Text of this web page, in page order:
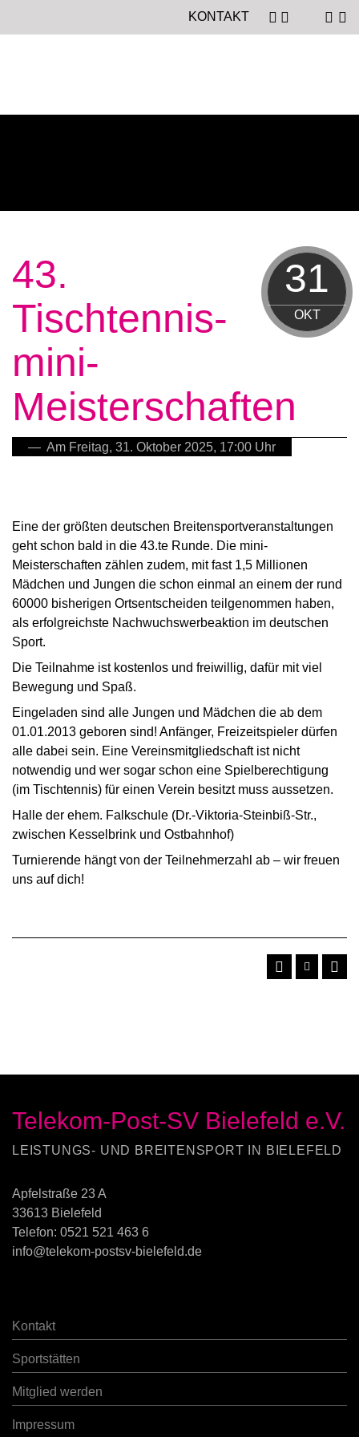
KONTAKT
31
OKT
43.
Tischtennis-
mini-
Meisterschaften
— Am Freitag, 31. Oktober 2025, 17:00 Uhr
Eine der größten deutschen Breitensportveranstaltungen
geht schon bald in die 43.te Runde. Die mini-
Meisterschaften zählen zudem, mit fast 1,5 Millionen
Mädchen und Jungen die schon einmal an einem der rund
60000 bisherigen Ortsentscheiden teilgenommen haben,
als erfolgreichste Nachwuchswerbeaktion im deutschen
Sport.
Die Teilnahme ist kostenlos und freiwillig, dafür mit viel
Bewegung und Spaß.
Eingeladen sind alle Jungen und Mädchen die ab dem
01.01.2013 geboren sind! Anfänger, Freizeitspieler dürfen
alle dabei sein. Eine Vereinsmitgliedschaft ist nicht
notwendig und wer sogar schon eine Spielberechtigung
(im Tischtennis) für einen Verein besitzt muss aussetzen.
Halle der ehem. Falkschule (Dr.-Viktoria-Steinbiß-Str.,
zwischen Kesselbrink und Ostbahnhof)
Turnierende hängt von der Teilnehmerzahl ab – wir freuen
uns auf dich!
Telekom-Post-SV Bielefeld e.V.
LEISTUNGS- UND BREITENSPORT IN BIELEFELD
Apfelstraße 23 A
33613 Bielefeld
Telefon: 0521 521 463 6
info@telekom-postsv-bielefeld.de
Kontakt
Sportstätten
Mitglied werden
Impressum